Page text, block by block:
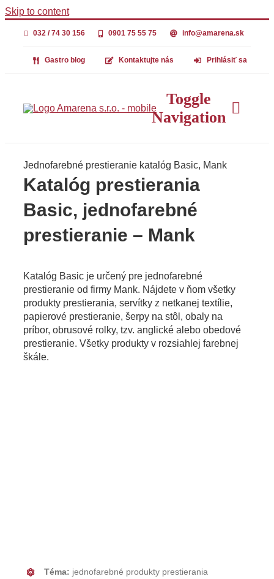
Skip to content
032 / 74 30 156 0901 75 55 75 info@amarena.sk
Gastro blog Kontaktujte nás Prihlásiť sa
Toggle
Navigation
PLASTOVÝ
OBLEČENIE
SVIEČKY
Jednofarebné prestieranie katalóg Basic, Mank
Katalóg prestierania
Basic, jednofarebné
prestieranie – Mank
Katalóg Basic je určený pre jednofarebné
prestieranie od firmy Mank. Nájdete v ňom všetky
produkty prestierania, servítky z netkanej textílie,
papierové prestieranie, šerpy na stôl, obaly na
príbor, obrusové rolky, tzv. anglické alebo obedové
prestieranie. Všetky produkty v rozsiahlej farebnej
škále.
Téma: jednofarebné produkty prestierania